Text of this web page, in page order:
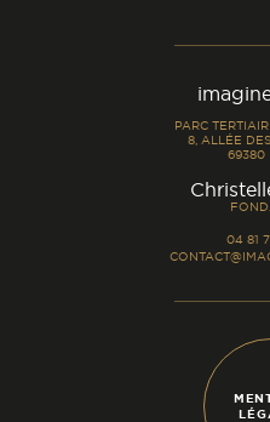
PARC
8, ALLÉE
69380
04 81